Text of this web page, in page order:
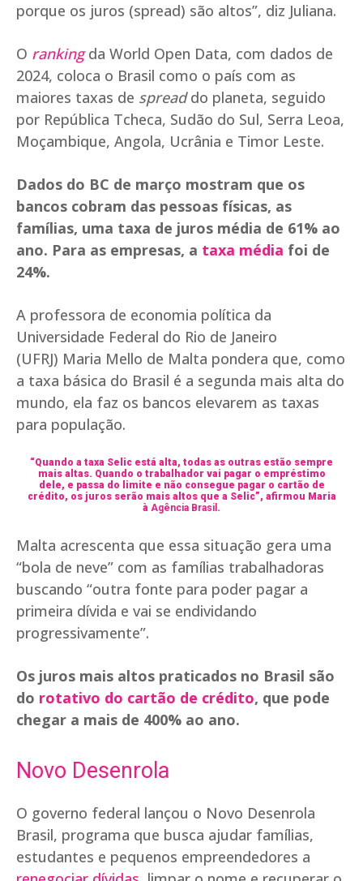
porque os juros (spread) são altos”, diz Juliana.
O rankingda World Open Data, com dados de
2024, coloca o Brasil como o país com as
maiores taxas de spreaddo planeta, seguido
por República Tcheca, Sudão do Sul, Serra Leoa,
Moçambique, Angola, Ucrânia e Timor Leste.
Dados do BC de março mostram que os
bancos cobram das pessoas físicas, as
famílias, uma taxa de juros média de 61% ao
ano. Para as empresas, a taxa média foi de
24%.
A professora de economia política da
Universidade Federal do Rio de Janeiro
(UFRJ) Maria Mello de Malta pondera que, como
a taxa básica do Brasil é a segunda mais alta do
mundo, ela faz os bancos elevarem as taxas
para população.
“Quando a taxa Selic está alta, todas as outras estão sempre
mais altas. Quando o trabalhador vai pagar o empréstimo
dele, e passa do limite e não consegue pagar o cartão de
crédito, os juros serão mais altos que a Selic”, afirmou Maria
à Agência Brasil .
Malta acrescenta que essa situação gera uma
“bola de neve” com as famílias trabalhadoras
buscando “outra fonte para poder pagar a
primeira dívida e vai se endividando
progressivamente”.
Os juros mais altos praticados no Brasil são
do rotativo do cartão de crédito, que pode
chegar a mais de 400% ao ano.
Novo Desenrola
O governo federal lançou o Novo Desenrola
Brasil, programa que busca ajudar famílias,
estudantes e pequenos empreendedores a